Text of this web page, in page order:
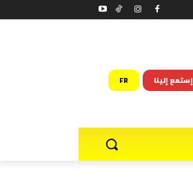
إستمع إلينا FR